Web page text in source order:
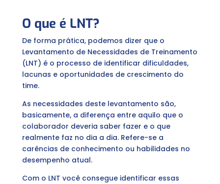
O que é LNT?
De forma prática, podemos dizer que o
Levantamento de Necessidades de Treinamento
(LNT) é o processo de identificar dificuldades,
lacunas e oportunidades de crescimento do
time.
As necessidades deste levantamento são,
basicamente, a diferença entre aquilo que o
colaborador deveria saber fazer e o que
realmente faz no dia a dia. Refere-se a
carências de conhecimento ou habilidades no
desempenho atual.
Com o LNT você consegue identificar essas